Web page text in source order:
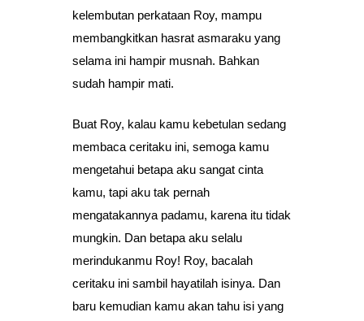
kelembutan perkataan Roy, mampu
membangkitkan hasrat asmaraku yang
selama ini hampir musnah. Bahkan
sudah hampir mati.
Buat Roy, kalau kamu kebetulan sedang
membaca ceritaku ini, semoga kamu
mengetahui betapa aku sangat cinta
kamu, tapi aku tak pernah
mengatakannya padamu, karena itu tidak
mungkin. Dan betapa aku selalu
merindukanmu Roy! Roy, bacalah
ceritaku ini sambil hayatilah isinya. Dan
baru kemudian kamu akan tahu isi yang